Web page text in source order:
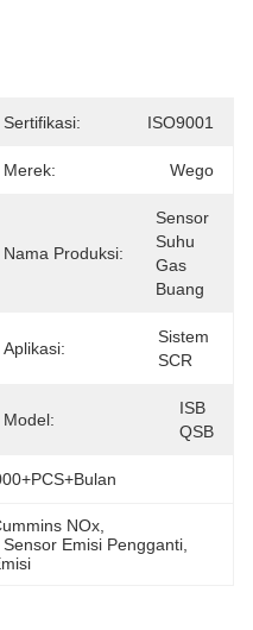
Sertifikasi: ISO9001
Merek: Wego
Nama Produksi:
Sensor
Suhu
Gas
Buang
Aplikasi:
Sistem
SCR
Model:
ISB
QSB
NOx
Emisi Pengganti